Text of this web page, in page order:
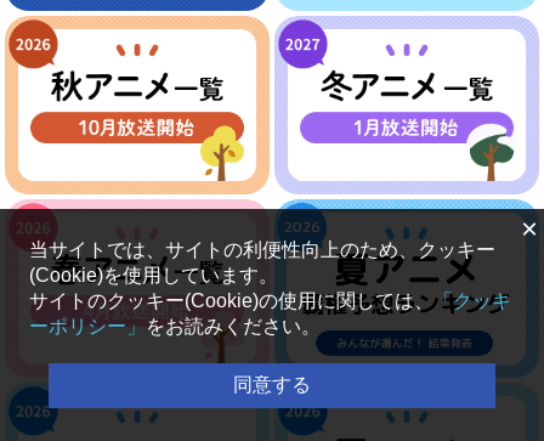
×
当サイトでは、サイトの利便性向上のため、クッキー
(Cookie)を使用しています。
サイトのクッキー(Cookie)の使用に関しては、「クッキ
ーポリシー」 をお読みください。
同意する